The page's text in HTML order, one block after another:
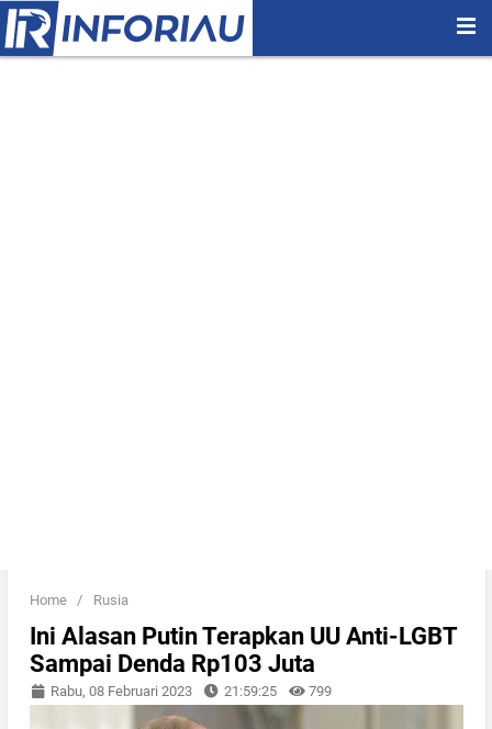
Home / Rusia
Ini Alasan Putin Terapkan UU Anti-LGBT
Sampai Denda Rp103 Juta
Rabu, 08 Februari 2023 21:59:25 799